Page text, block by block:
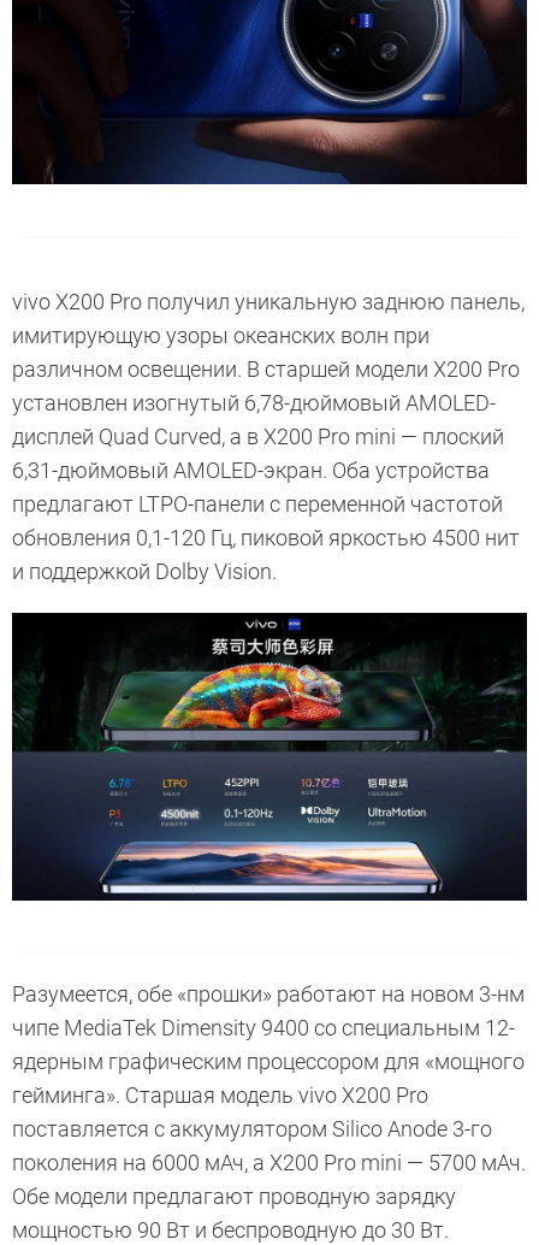
vivo X200 Pro получил уникальную заднюю панель,
имитирующую узоры океанских волн при
различном освещении. В старшей модели X200 Pro
установлен изогнутый 6,78-дюймовый AMOLED-
дисплей Quad Curved, а в X200 Pro mini — плоский
6,31-дюймовый AMOLED-экран. Оба устройства
предлагают LTPO-панели с переменной частотой
обновления 0,1-120 Гц, пиковой яркостью 4500 нит
и поддержкой Dolby Vision.
Разумеется, обе «прошки» работают на новом 3-нм
чипе MediaTek Dimensity 9400 со специальным 12-
ядерным графическим процессором для «мощного
гейминга». Старшая модель vivo X200 Pro
поставляется с аккумулятором Silico Anode 3-го
поколения на 6000 мАч, а X200 Pro mini — 5700 мАч.
Обе модели предлагают проводную зарядку
мощностью 90 Вт и беспроводную до 30 Вт.